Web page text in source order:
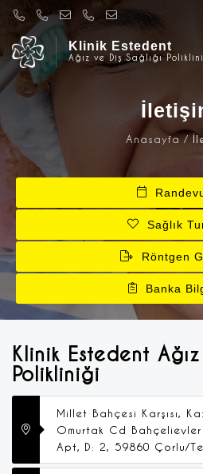
Klinik Estedent
Ağız ve Diş Sağlığı
Anasayfa
Sağlık
Röntgen
Banka
Klinik Estedent
Polikliniği
Millet Bahçesi Karşısı,
Omurtak Cd
Apt, D: 2, 59860 Çorlu/
Klinik Estedent
Klinik Estedent
Size nasıl yardımcı